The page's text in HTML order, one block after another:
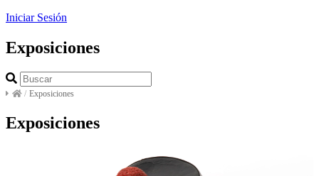
Iniciar Sesión
Exposiciones
/ Exposiciones
Exposiciones